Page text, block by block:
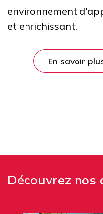
environnement
et enrichissant.
En savoir
Découvrez